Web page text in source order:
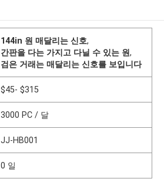
144in 원 매달리는 신호,
간판을 다는 가지고 다닐 수 있는 원,
검은 거래는 매달리는 신호를 보입니다
$45- $315
3000 PC / 달
JJ-HB001
0 일